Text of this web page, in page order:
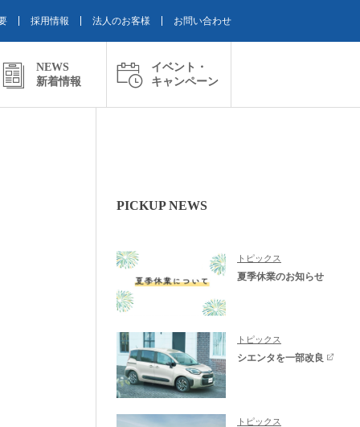
採用情報 法人のお客様 お問い合わせ
NEWS
新着情報
イベント・
キャンペーン
PICKUP NEWS
トピックス
夏季休業のお知らせ
トピックス
シエンタを一部改良
トピックス